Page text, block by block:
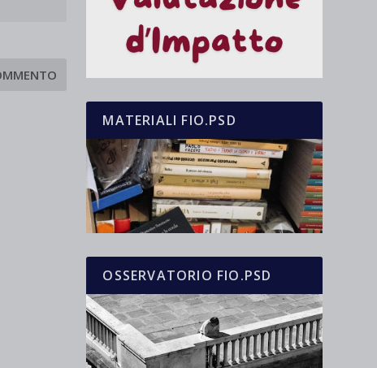
MATERIALI FIO.PSD
OSSERVATORIO FIO.PSD